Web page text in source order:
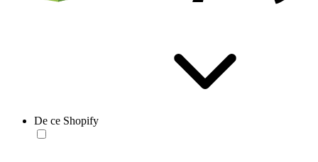
De ce Shopify